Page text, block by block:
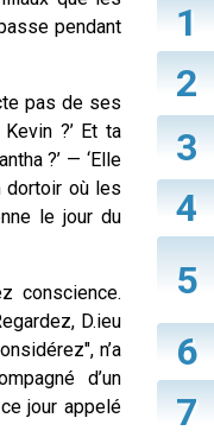
pendant
pas de ses
?’ Et ta
?’ — ‘Elle
dortoir où les
le jour du
conscience.
n’a
d’un
jour appelé
1
2
3
4
5
6
7